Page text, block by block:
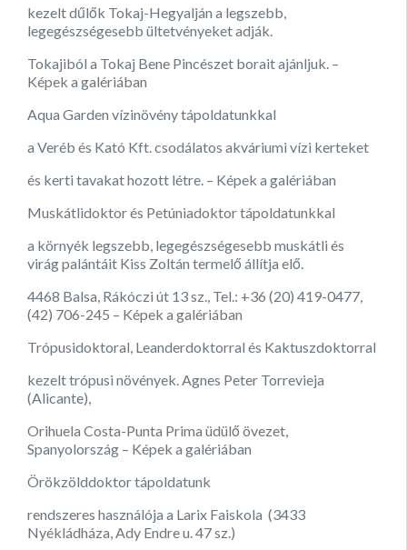
kezelt dűlők Tokaj-Hegyalján a legszebb,
legegészségesebb ültetvényeket adják.
Tokajiból a Tokaj Bene Pincészet borait ajánljuk. –
Képek a galériában
Aqua Garden vízinövény tápoldatunkkal
a Veréb és Kató Kft. csodálatos akváriumi vízi kerteket
és kerti tavakat hozott létre. – Képek a galériában
Muskátlidoktor és Petúniadoktor tápoldatunkkal
a környék legszebb, legegészségesebb muskátli és
virág palántáit Kiss Zoltán termelő állítja elő.
4468 Balsa, Rákóczi út 13 sz., Tel.: +36 (20) 419-0477,
(42) 706-245 – Képek a galériában
Trópusidoktoral, Leanderdoktorral és Kaktuszdoktorral
kezelt trópusi növények. Agnes Peter Torrevieja
(Alicante),
Orihuela Costa-Punta Prima üdülő övezet,
Spanyolország – Képek a galériában
Örökzölddoktor tápoldatunk
rendszeres használója a Larix Faiskola (3433
Nyékládháza, Ady Endre u. 47 sz.)